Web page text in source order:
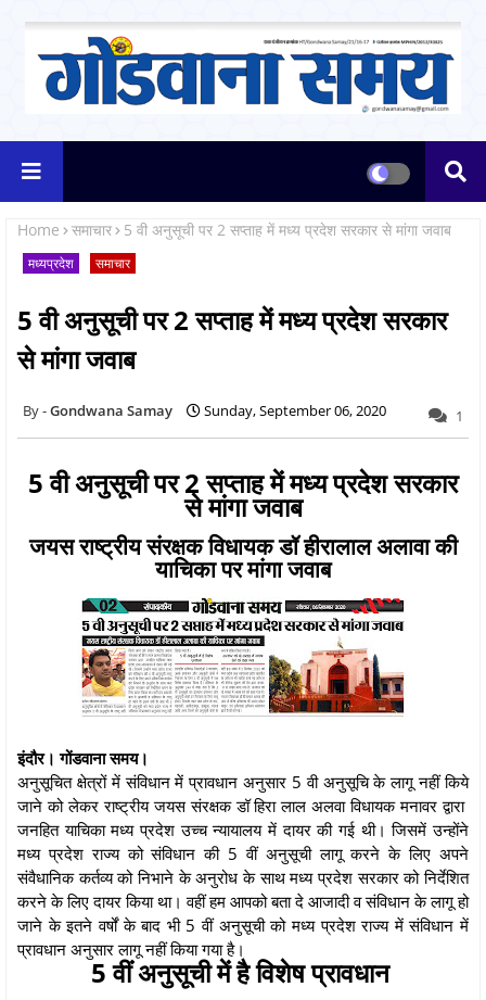
Home समाचार 5 वी अनुसूची पर 2 सप्ताह में मध्य प्रदेश सरकार से मांगा जवाब
मध्यप्रदेश समाचार
5 वी अनुसूची पर 2 सप्ताह में मध्य प्रदेश सरकार
से मांगा जवाब
Gondwana Samay Sunday, September 06, 2020 1
5 वी अनुसूची पर 2 सप्ताह में मध्य प्रदेश सरकार
से मांगा जवाब
जयस राष्ट्रीय संरक्षक विधायक डॉ हीरालाल अलावा की
याचिका पर मांगा जवाब
इंदौर। गोंडवाना समय।
अनुसूचित क्षेत्रों में संविधान में प्रावधान अनुसार 5 वी अनुसूचि के लागू नहीं किये
जाने को लेकर राष्ट्रीय जयस संरक्षक डॉ हिरा लाल अलवा विधायक मनावर द्वारा
जनहित याचिका मध्य प्रदेश उच्च न्यायालय में दायर की गई थी। जिसमें उन्होंने
मध्य प्रदेश राज्य को संविधान की 5 वीं अनुसूची लागू करने के लिए अपने
संवैधानिक कर्तव्य को निभाने के अनुरोध के साथ मध्य प्रदेश सरकार को निर्देशित
करने के लिए दायर किया था। वहीं हम आपको बता दे आजादी व संविधान के लागू हो
जाने के इतने वर्षों के बाद भी 5 वीं अनुसूची को मध्य प्रदेश राज्य में संविधान में
प्रावधान अनुसार लागू नहीं किया गया है।
5 वीं अनुसूची में है विशेष प्रावधान